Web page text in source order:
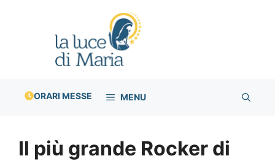
ORARI MESSE MENU
Il più grande Rocker di